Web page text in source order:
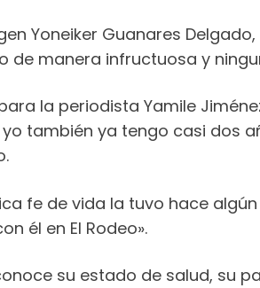
Yoneiker Guanares
de manera infructuosa y
la periodista Yamile
también ya tengo casi dos
fe de vida la tuvo hace
él en El Rodeo».
su estado de salud, su